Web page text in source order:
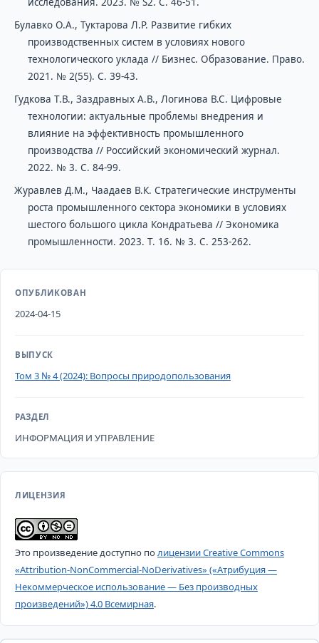
Булавко О.А., Туктарова Л.Р. Развитие гибких
производственных систем в условиях нового
технологического уклада // Бизнес. Образование. Право.
2021. № 2(55). С. 39-43.
Гудкова Т.В., Заздравных А.В., Логинова В.С. Цифровые
технологии: актуальные проблемы внедрения и
влияние на эффективность промышленного
производства // Российский экономический журнал.
2022. № 3. С. 84-99.
Журавлев Д.М., Чаадаев В.К. Стратегические инструменты
роста промышленного сектора экономики в условиях
шестого большого цикла Кондратьева // Экономика
промышленности. 2023. Т. 16. № 3. С. 253-262.
ОПУБЛИКОВАН
2024-04-15
ВЫПУСК
Том 3 № 4 (2024): Вопросы природопользования
РАЗДЕЛ
ИНФОРМАЦИЯ И УПРАВЛЕНИЕ
ЛИЦЕНЗИЯ
Это произведение доступно полицензии Creative Commons
«Attribution-NonCommercial-NoDerivatives» («Атрибуция —
Некоммерческое использование — Без производных
произведений») 4.0 Всемирная.